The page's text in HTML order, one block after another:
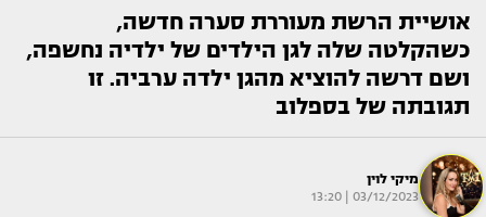
אושיית הרשת מעוררת סערה חדשה,
כשהקלטה שלה לגן הילדים של ילדיה נחשפה,
ושם דרשה להוציא מהגן ילדה ערביה. זו
תגובתה של בספלוב
מיקי לוין
03/12/2023 | 13:20